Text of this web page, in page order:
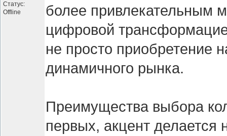
Статус:
Offline
более привлекательным
цифровой
не просто приобретение
динамичного рынка.
Преимущества выбора
первых, акцент делается